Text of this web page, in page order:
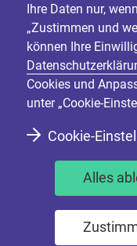
Ihre Daten nur,
„Zustimmen und
können Ihre
Cookies und
unter „Cookie-
Cookie-
Alles